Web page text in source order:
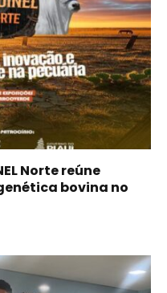
Norte reúne
bovina no